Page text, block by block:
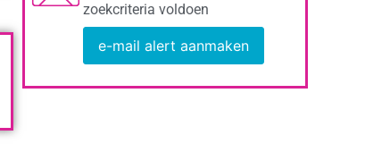
zoekcriteria voldoen
e-mail alert aanmaken